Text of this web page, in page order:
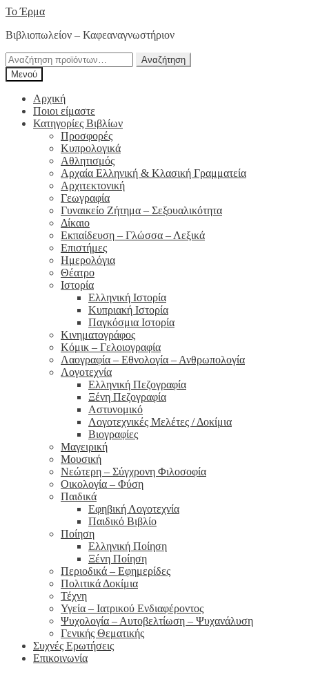
Απευθείας
στην
Μετάβαση
περιεχόμενο
Το Έρμα
Βιβλιοπωλείον – Καφεαναγνωστήριον
Αναζήτηση
για:
Αναζήτηση
Μενού
Αρχική
Ποιοι είμαστε
Κατηγορίες Βιβλίων
Προσφορές
Κυπρολογικά
Αθλητισμός
Αρχαία Ελληνική & Κλασική Γραμματεία
Αρχιτεκτονική
Γεωγραφία
Γυναικείο Ζήτημα – Σεξουαλικότητα
Δίκαιο
Εκπαίδευση – Γλώσσα – Λεξικά
Επιστήμες
Ημερολόγια
Θέατρο
Ιστορία
Ελληνική Ιστορία
Κυπριακή Ιστορία
Παγκόσμια Ιστορία
Κινηματογράφος
Κόμικ – Γελοιογραφία
Λαογραφία – Εθνολογία – Ανθρωπολογία
Λογοτεχνία
Ελληνική Πεζογραφία
Ξένη Πεζογραφία
Αστυνομικό
Λογοτεχνικές Μελέτες / Δοκίμια
Βιογραφίες
Μαγειρική
Μουσική
Νεώτερη – Σύγχρονη Φιλοσοφία
Οικολογία – Φύση
Παιδικά
Εφηβική Λογοτεχνία
Παιδικό Βιβλίο
Ποίηση
Ελληνική Ποίηση
Ξένη Ποίηση
Περιοδικά – Εφημερίδες
Πολιτικά Δοκίμια
Τέχνη
Υγεία – Ιατρικού Ενδιαφέροντος
Ψυχολογία – Αυτοβελτίωση – Ψυχανάλυση
Γενικής Θεματικής
Συχνές Ερωτήσεις
Επικοινωνία